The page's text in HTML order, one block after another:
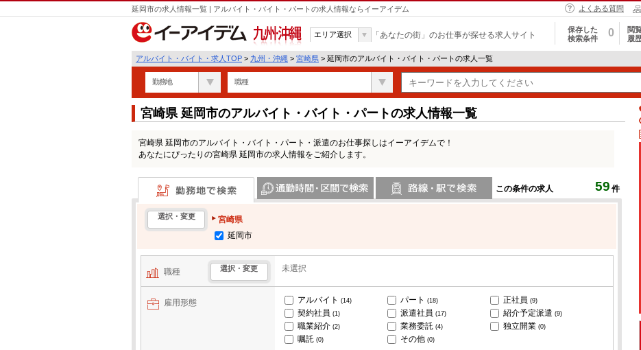
延岡市の求人情報一覧 | アルバイト・バイト・パートの求人情報ならイーアイデム よくある質問
九州・沖縄
エリア選択 「あなたの街」のお仕事が探せる求人サイト
保存した
検索条件
0
閲
履
アルバイト・バイト・求人TOP > 九州・沖縄 > 宮崎県 > 延岡市のアルバイト・バイト・パートの求人一覧
勤務地 職種
宮崎県 延岡市のアルバイト・バイト・パートの求人情報一覧
宮崎県 延岡市のアルバイト・バイト・パート・派遣のお仕事探しはイーアイデムで！
あなたにぴったりの宮崎県 延岡市の求人情報をご紹介します。
この条件の求人 59 件
勤務地で検索
選択・変更
宮崎県
延岡市
職種 選択・変更 未選択
雇用形態 アルバイト (14) パート (18) 正社員 (9)
契約社員 (1) 派遣社員 (17) 紹介予定派遣 (9)
職業紹介 (2) 業務委託 (4) 独立開業 (0)
嘱託 (0) その他 (0)